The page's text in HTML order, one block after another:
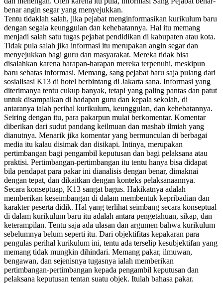
benar angin segar yang menyejukkan.
Tentu tidaklah salah, jika pejabat menginformasikan kurikulum baru
dengan segala keunggulan dan kehebatannya. Hal itu memang
menjadi salah satu tugas pejabat pendidikan di kabupaten atau kota.
Tidak pula salah jika informasi itu merupakan angin segar dan
menyejukkan bagi guru dan masyarakat. Mereka tidak bisa
disalahkan karena harapan-harapan mereka terpenuhi, meskipun
baru sebatas informasi. Memang, sang pejabat baru saja pulang dari
sosialisasi K13 di hotel berbintang di Jakarta sana. Informasi yang
diterimanya tentu cukup banyak, tetapi yang paling pantas dan patut
untuk disampaikan di hadapan guru dan kepala sekolah, di
antaranya ialah perihal kurikulum, keunggulan, dan kehebatannya.
Seiring dengan itu, para pakarpun mulai berkomentar. Komentar
diberikan dari sudut pandang keilmuan dan mashab ilmiah yang
dianutnya. Menarik jika komentar yang bermunculan di berbagai
media itu kalau disimak dan disikapi. Intinya, merupakan
pertimbangan bagi pengambil keputusan dan bagi pelaksana atau
praktisi. Pertimbangan-pertimbangan itu tentu hanya bisa didapat
bila pendapat para pakar ini dianalisis dengan benar, dimaknai
dengan tepat, dan dikaitkan dengan konteks pelaksanaannya.
Secara konseptuap, K13 sangat bagus. Hakikatnya adalah
memberikan keseimbangan di dalam membentuk kepribadian dan
karakter peserta didik. Hal yang terlihat seimbang secara konseptual
di dalam kurikulum baru itu adalah antara pengetahuan, sikap, dan
keterampilan. Tentu saja ada ulasan dan argumen bahwa kurikulum
sebelumnya belum seperti itu. Dari objektifitas kepakaran para
pengulas perihal kurikulum ini, tentu ada terselip kesubjektifan yang
memang tidak mungkin dihindari. Memang pakar, ilmuwan,
bengawan, dan sejenisnya tugasnya ialah memberikan
pertimbangan-pertimbangan kepada pengambil keputusan dan
pelaksana keputusan tentan suatu objek. Itulah bahasa pakar.